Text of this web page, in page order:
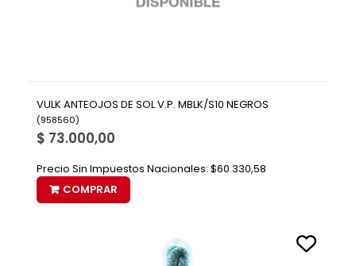
VULK ANTEOJOS DE SOL V.P. MBLK/S10 NEGROS
(958560)
$ 73.000,00
Precio Sin Impuestos Nacionales: $60.330,58
COMPRAR